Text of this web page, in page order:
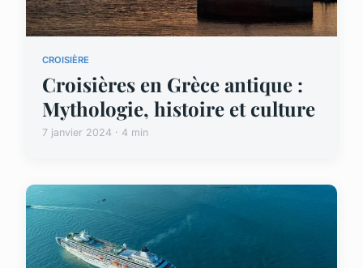
CROISIÈRE
Croisières en Grèce antique :
Mythologie, histoire et culture
7 janvier 2024 · 4 min